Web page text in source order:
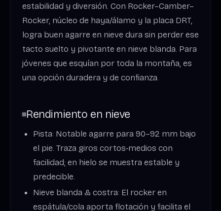
estabilidad y diversión. Con Rocker–Camber–
Rocker, núcleo de haya/álamo y la placa DRT,
logra buen agarre en nieve dura sin perder ese
tacto suelto y pivotante en nieve blanda. Para
jóvenes que esquían por toda la montaña, es
una opción duradera y de confianza.
Rendimiento en nieve
Pista: Notable agarre para 90–92 mm bajo
el pie. Traza giros cortos‑medios con
facilidad; en hielo se muestra estable y
predecible.
Nieve blanda & costra: El rocker en
espátula/cola aporta flotación y facilita el